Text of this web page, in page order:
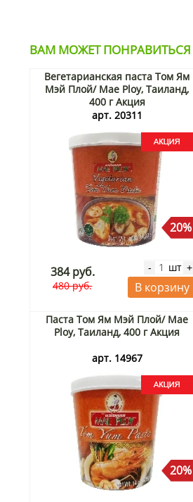
ВАМ МОЖЕТ ПОНРАВИТЬСЯ
Вегетарианская паста Том Ям
Мэй Плой/ Mae Ploy, Таиланд,
400 г Акция
арт. 20311
20%
384 руб.
480 руб.
- шт +
В корзину
Паста Том Ям Мэй Плой/ Mae
Ploy, Таиланд, 400 г Акция
арт. 14967
20%